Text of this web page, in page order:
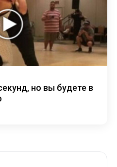
но вы будете в